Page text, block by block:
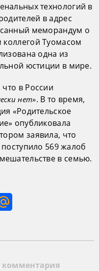
технологий в
в адрес
меморандум о
коллегой Туомасом
одна из
юстиции в мире.
что в России
нет». В то время,
«Родительское
опубликовала
заявила, что
поступило 569 жалоб
в семью.
комментария